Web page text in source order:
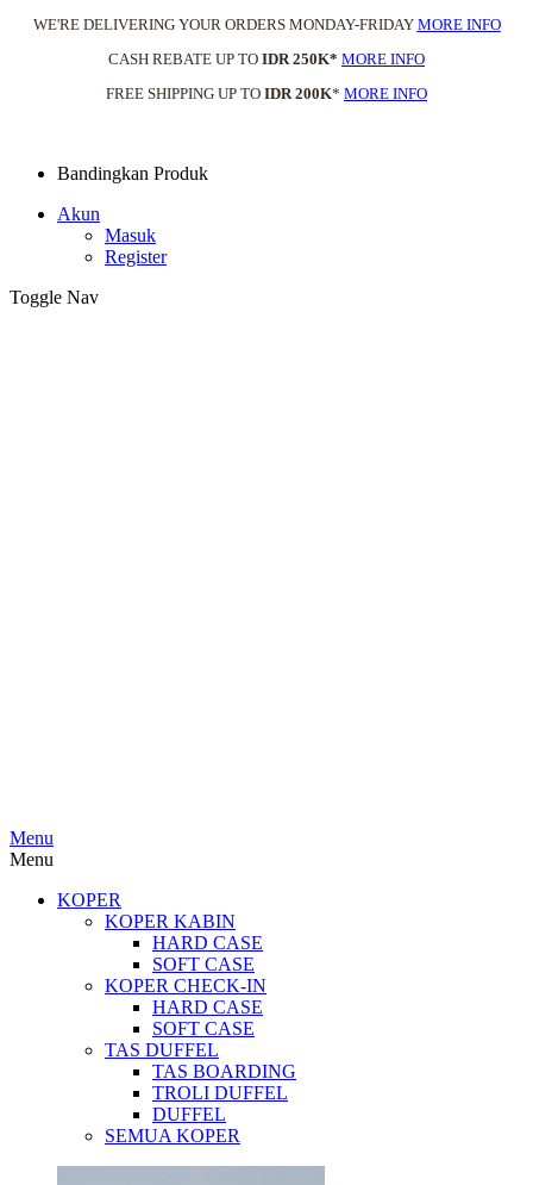
WE'RE DELIVERING YOUR ORDERS MONDAY-FRIDAY MORE INFO
CASH REBATE UP TO IDR 250K* MORE INFO
FREE SHIPPING UP TO IDR 200K* MORE INFO
Bandingkan Produk
Akun
Masuk
Register
Toggle Nav
Menu
Menu
KOPER
KOPER KABIN
HARD CASE
SOFT CASE
KOPER CHECK-IN
HARD CASE
SOFT CASE
TAS DUFFEL
TAS BOARDING
TROLI DUFFEL
DUFFEL
SEMUA KOPER